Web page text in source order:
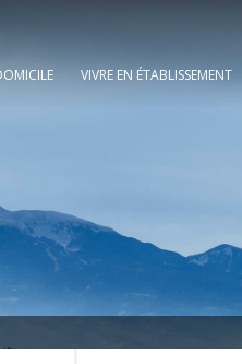
VIVRE EN ÉTABLISSEMENT